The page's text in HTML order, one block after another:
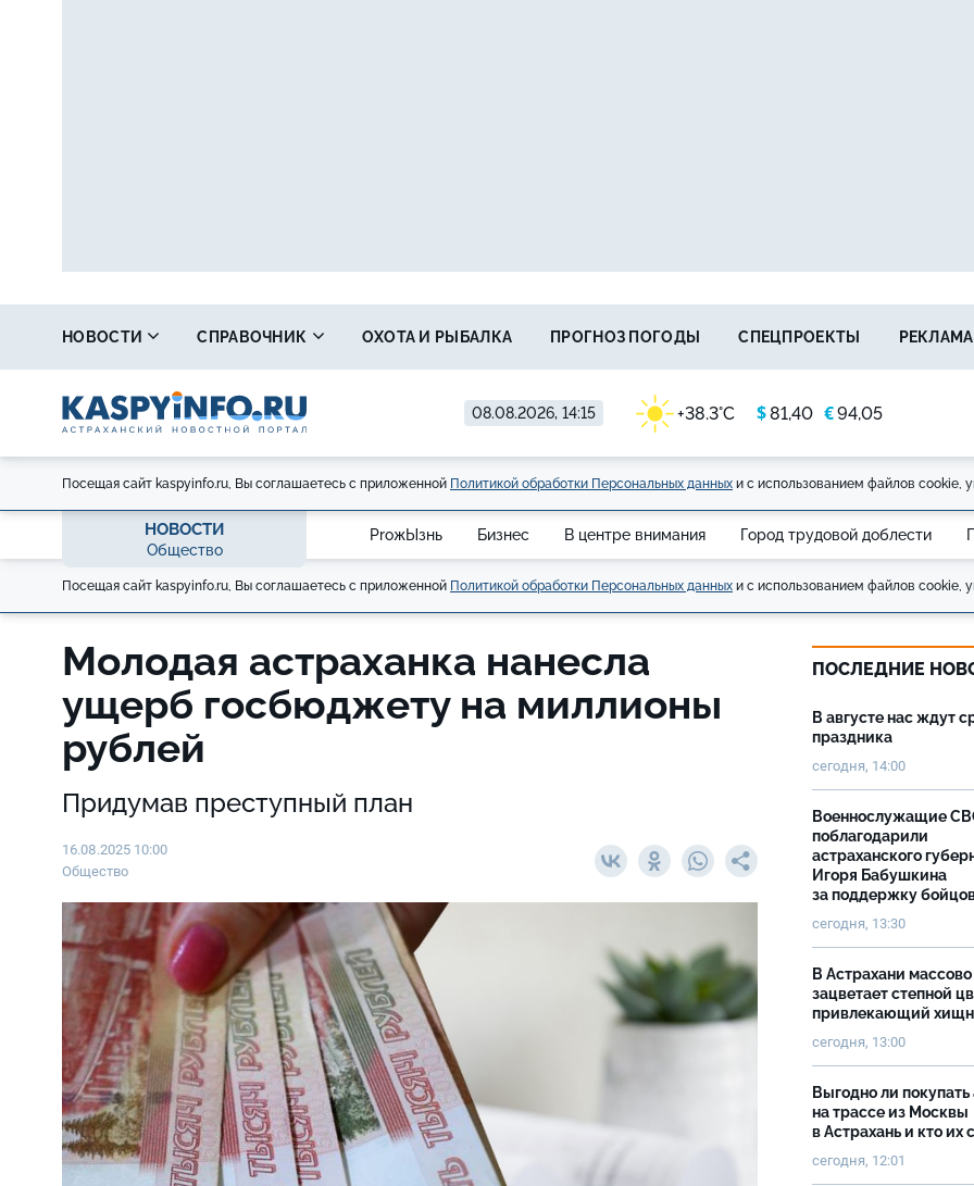
08.08.2026, 14:15 +38.3°C $81,40 €94,05
НОВОСТИ СПРАВОЧНИК ОХОТА И РЫБАЛКА ПРОГНОЗ ПОГОДЫ СПЕЦПРОЕКТЫ
Посещая сайт kaspyinfo.ru, Вы соглашаетесь с приложенной Политикой обработки Персональных данных и с использованием файлов cookie,
НОВОСТИ
Общество
ProжЫзнь Бизнес В центре внимания Город трудовой доблести
Посещая сайт kaspyinfo.ru, Вы соглашаетесь с приложенной Политикой обработки Персональных данных и с использованием файлов cookie,
Молодая астраханка нанесла
ущерб госбюджету на миллионы
рублей
Придумав преступный план
16.08.2025 10:00
Общество
ПОСЛЕДНИЕ
В августе нас ждут
праздника
сегодня, 14:00
Военнослужащие
поблагодарили
астраханского
Игоря Бабушкина
за поддержку
сегодня, 13:30
В Астрахани массово
зацветает степной
привлекающий
сегодня, 13:00
Выгодно ли
на трассе из Москвы
в Астрахань и кто их
сегодня, 12:01